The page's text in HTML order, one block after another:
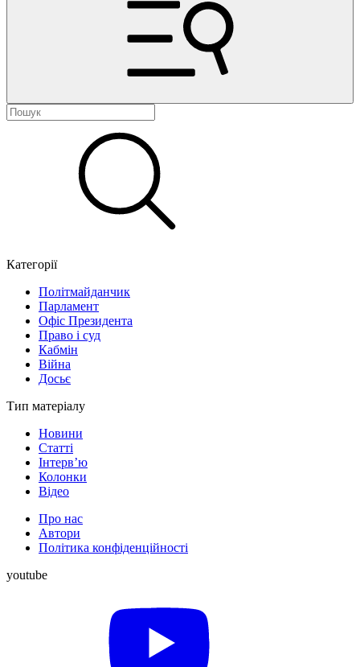
Категорії
Політмайданчик
Парламент
Офіс Президента
Право і суд
Кабмін
Війна
Досьє
Тип матеріалу
Новини
Статті
Інтерв’ю
Колонки
Відео
Про нас
Автори
Політика конфіденційності
youtube